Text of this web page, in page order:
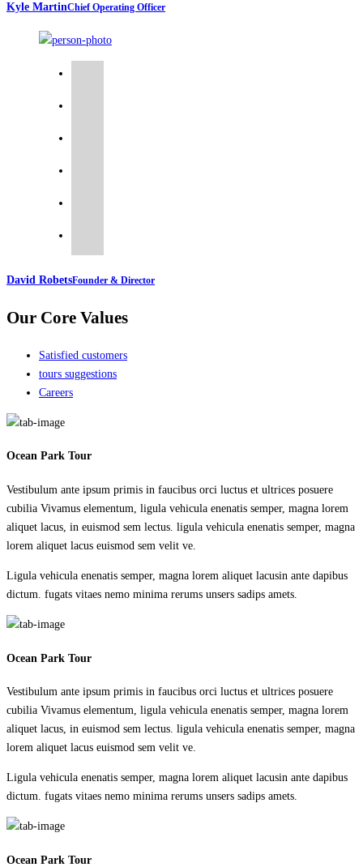
Kyle MartinChief Operating Officer
David RobetsFounder & Director
Our Core Values
Satisfied customers
tours suggestions
Careers
Ocean Park Tour
Vestibulum ante ipsum primis in faucibus orci luctus et ultrices posuere
cubilia Vivamus elementum, ligula vehicula enenatis semper, magna lorem
aliquet lacus, in euismod sem lectus. ligula vehicula enenatis semper, magna
lorem aliquet lacus euismod sem velit ve.
Ligula vehicula enenatis semper, magna lorem aliquet lacusin ante dapibus
dictum. fugats vitaes nemo minima rerums unsers sadips amets.
Ocean Park Tour
Vestibulum ante ipsum primis in faucibus orci luctus et ultrices posuere
cubilia Vivamus elementum, ligula vehicula enenatis semper, magna lorem
aliquet lacus, in euismod sem lectus. ligula vehicula enenatis semper, magna
lorem aliquet lacus euismod sem velit ve.
Ligula vehicula enenatis semper, magna lorem aliquet lacusin ante dapibus
dictum. fugats vitaes nemo minima rerums unsers sadips amets.
Ocean Park Tour